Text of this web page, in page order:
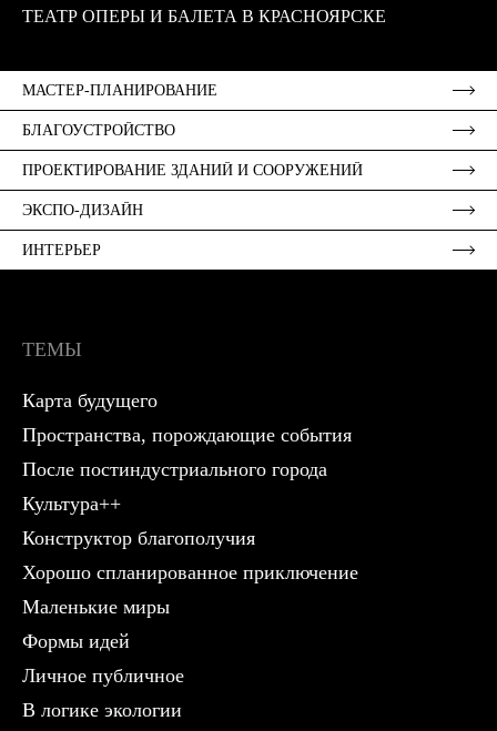
ТЕАТР ОПЕРЫ И БАЛЕТА В КРАСНОЯРСКЕ
МАСТЕР-ПЛАНИРОВАНИЕ
БЛАГОУСТРОЙСТВО
ПРОЕКТИРОВАНИЕ ЗДАНИЙ И СООРУЖЕНИЙ
ЭКСПО-ДИЗАЙН
ИНТЕРЬЕР
ТЕМЫ
Карта будущего
Пространства, порождающие события
После постиндустриального города
Культура++
Конструктор благополучия
Хорошо спланированное приключение
Маленькие миры
Формы идей
Личное публичное
В логике экологии